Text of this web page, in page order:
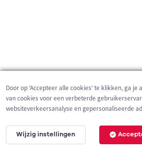
200 m
Door op 'Accepteer alle cookies' te klikken, ga je
van cookies voor een verbeterde
websiteverkeersanalyse en gepersonaliseerde
Wijzig instellingen